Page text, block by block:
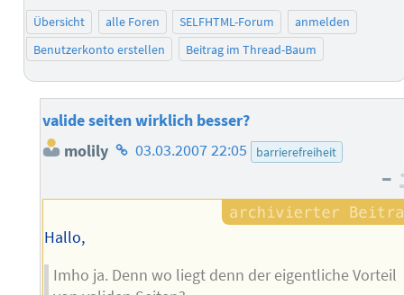
Übersicht alle Foren SELFHTML-Forum
anmelden
Benutzerkonto erstellen
Beitrag im Thread-Baum
valide seiten wirklich besser?
molily Homepage
Autors
03.03.2007 22:05 barrierefreiheit
–
Hallo,
Imho ja. Denn wo liegt denn der eigentliche Vorteil